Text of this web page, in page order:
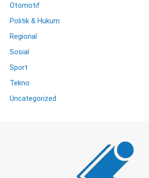
Otomotif
Politik & Hukum
Regional
Sosial
Sport
Tekno
Uncategorized